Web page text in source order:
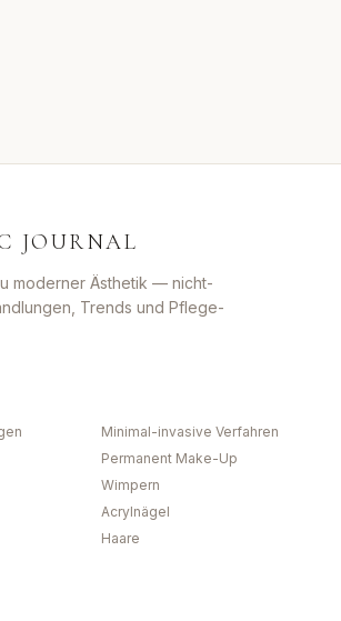
JOURNAL
moderner Ästhetik — nicht-
Trends und Pflege-
Minimal-invasive Verfahren
Permanent Make-Up
Wimpern
Acrylnägel
Haare